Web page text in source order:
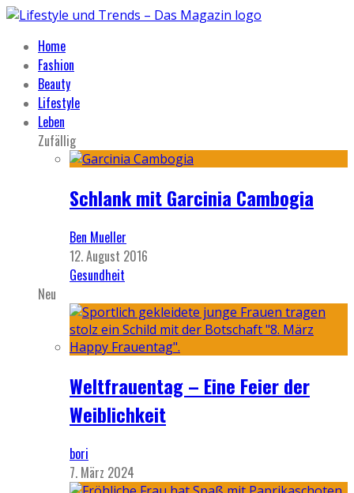
Home
Fashion
Beauty
Lifestyle
Leben
Zufällig
Schlank mit Garcinia Cambogia
Ben Mueller
12. August 2016
Gesundheit
Neu
Weltfrauentag – Eine Feier der
Weiblichkeit
bori
7. März 2024